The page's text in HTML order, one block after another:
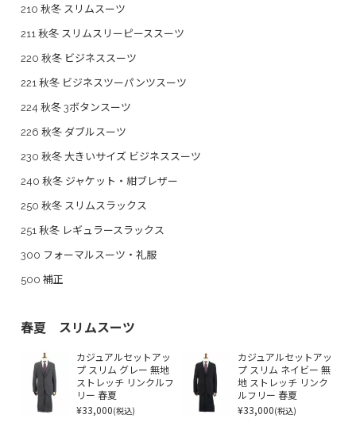
210 秋冬 スリムスーツ
211 秋冬 スリムスリーピーススーツ
220 秋冬 ビジネススーツ
221 秋冬 ビジネスツーパンツスーツ
224 秋冬 3ボタンスーツ
226 秋冬 ダブルスーツ
230 秋冬 大きいサイズ ビジネススーツ
240 秋冬 ジャケット・紺ブレザー
250 秋冬 スリムスラックス
251 秋冬 レギュラースラックス
300 フォーマルスーツ・礼服
500 補正
春夏 スリムスーツ
カジュアルセットアッ
プ スリム グレー 無地
ストレッチ リンクルフ
リー 春夏
¥33,000(税込)
カジュアルセットアッ
プ スリム ネイビー 無
地 ストレッチ リンク
ルフリー 春夏
¥33,000(税込)